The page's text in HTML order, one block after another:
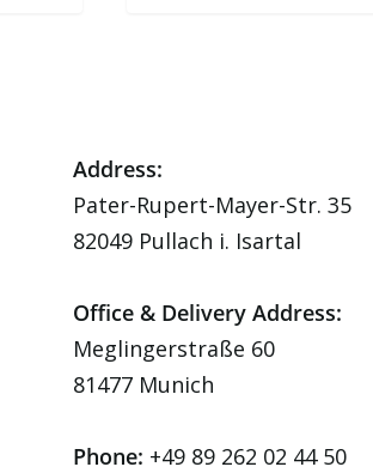
Address:
Pater-Rupert-Mayer-Str. 35
82049 Pullach i. Isartal
Office & Delivery Address:
Meglingerstraße 60
81477 Munich
Phone: +49 89 262 02 44 50